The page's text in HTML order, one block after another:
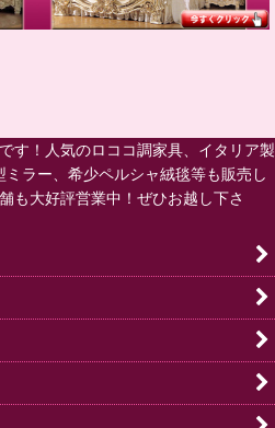
す！人気のロココ調家具、イタリア製
ラー、希少ペルシャ絨毯等も販売し
も大好評営業中！ぜひお越し下さ